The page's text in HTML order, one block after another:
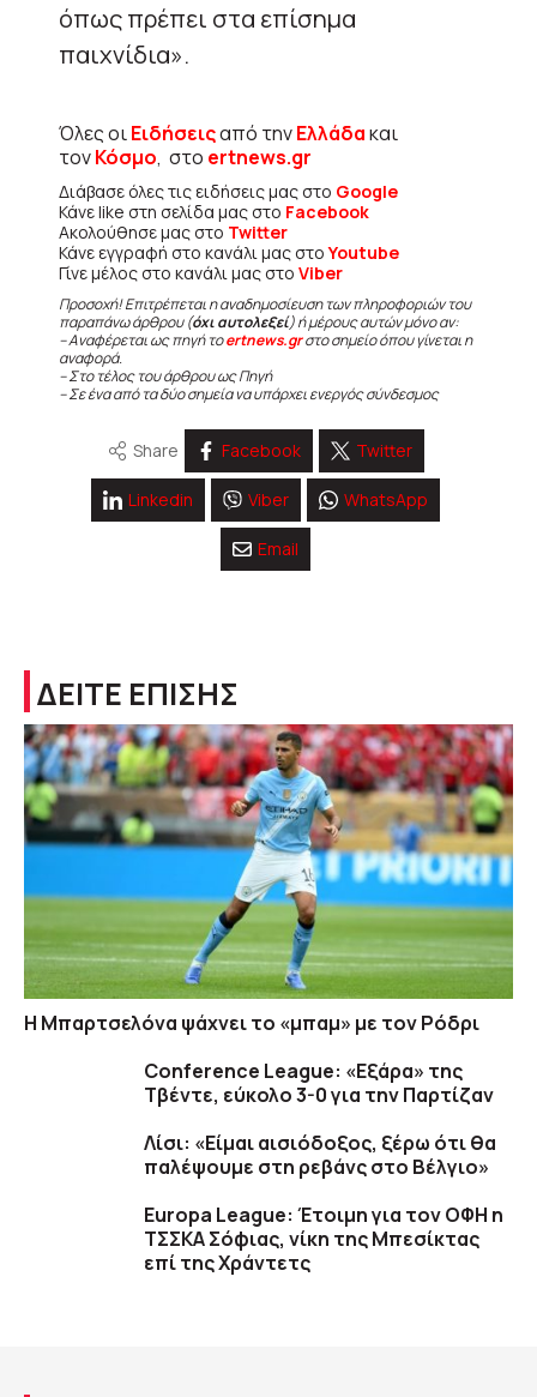
όπως πρέπει στα επίσημα
παιχνίδια».
Όλες οιΕιδήσειςαπό τηνΕλλάδακαι
τονΚόσμο, στο ertnews.gr
Διάβασε όλες τις ειδήσεις μας στο Google
Κάνε like στη σελίδα μας στο Facebook
Ακολούθησε μας στο Twitter
Κάνε εγγραφή στο κανάλι μας στοYoutube
Γίνε μέλος στο κανάλι μας στο Viber
Προσοχή! Επιτρέπεται η αναδημοσίευση των πληροφοριών του
παραπάνω άρθρου (όχι αυτολεξεί) ή μέρους αυτών μόνο αν:
– Αναφέρεται ως πηγή τοertnews.grστο σημείο όπου γίνεται η
αναφορά.
– Στο τέλος του άρθρου ως Πηγή
– Σε ένα από τα δύο σημεία να υπάρχει ενεργός σύνδεσμος
Share Facebook Twitter
Linkedin Viber WhatsApp
Email
ΔΕΙΤΕ ΕΠΙΣΗΣ
Η Μπαρτσελόνα ψάχνει το «μπαμ» με τον Ρόδρι
Conference League: «Εξάρα» της
Τβέντε, εύκολο 3-0 για την Παρτίζαν
Λίσι: «Είμαι αισιόδοξος, ξέρω ότι θα
παλέψουμε στη ρεβάνς στο Βέλγιο»
Europa League: Έτοιμη για τον ΟΦΗ η
ΤΣΣΚΑ Σόφιας, νίκη της Μπεσίκτας
επί της Χράντετς